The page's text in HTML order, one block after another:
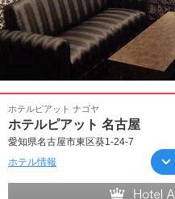
ホテルピアット ナゴヤ
ホテルピアット 名古屋
愛知県名古屋市東区葵1-24-7
ホテル情報